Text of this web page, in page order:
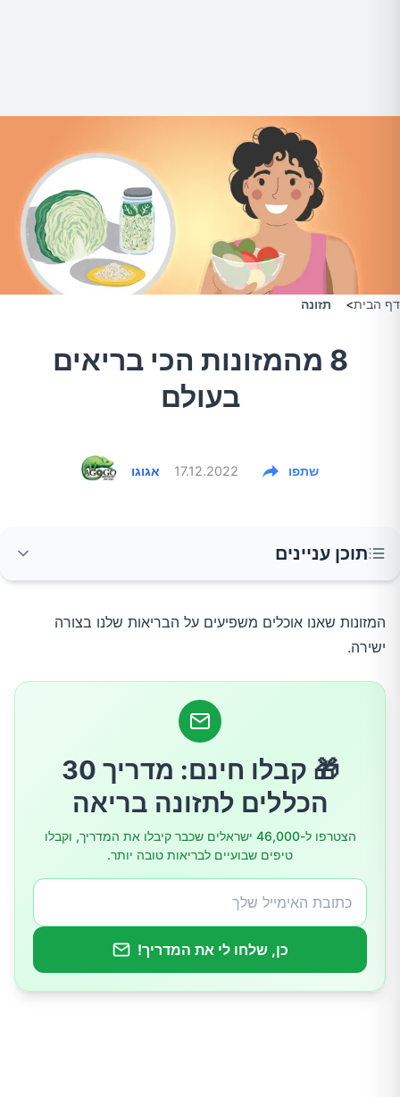
דף הבית> תזונה
8 מהמזונות הכי בריאים
בעולם
אגוגו 17.12.2022 שתפו
תוכן עניינים
דגים
תרד ועלים ירוקים אחרים
מנגו
כרוב כבוש
קטניות
המזונות שאנו אוכלים משפיעים על הבריאות שלנו בצורה
ישירה.
🎁 קבלו חינם: מדריך 30
הכללים לתזונה בריאה
הצטרפו ל-46,000 ישראלים שכבר קיבלו את המדריך, וקבלו
טיפים שבועיים לבריאות טובה יותר.
כן, שלחו לי את המדריך!